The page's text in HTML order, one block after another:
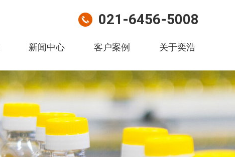
021-6456-5008
新闻中心 客户案例 关于奕浩